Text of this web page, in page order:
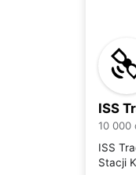
ISS
10 000
ISS
Stacji